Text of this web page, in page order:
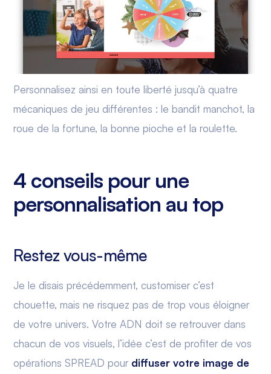
Personnalisez ainsi en toute liberté jusqu’à quatre
mécaniques de jeu différentes : le bandit manchot, la
roue de la fortune, la bonne pioche et la roulette.
4 conseils pour une
personnalisation au top
Restez vous-même
Je le disais précédemment, customiser c’est
chouette, mais ne risquez pas de trop vous éloigner
de votre univers. Votre ADN doit se retrouver dans
chacun de vos visuels, l’idée c’est de profiter de vos
opérations SPREAD pour diffuser votre image de